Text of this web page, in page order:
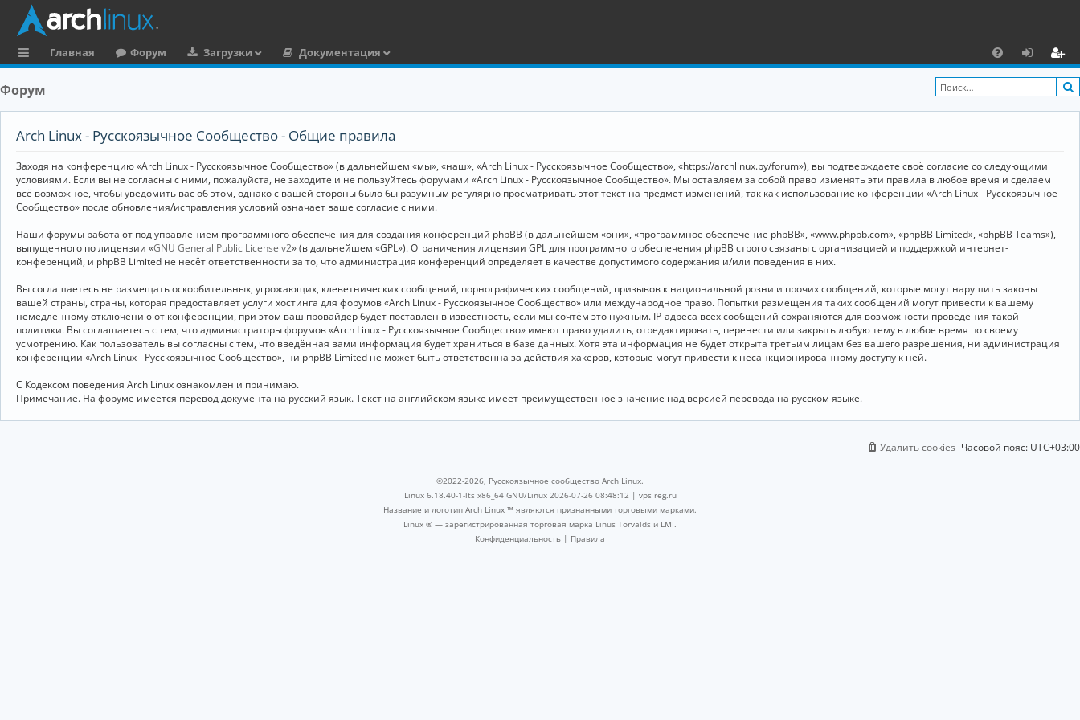
ы
и
Главная Форум Загрузки
Документация
F
A
х
о
ег
и
ц
Форум
Arch Linux - Русскоязычное Сообщество - Общие правила
Заходя на конференцию «Arch Linux - Русскоязычное Сообщество» (в дальнейшем «мы», «наш», «Arch Linux - Русскоязычное Сообщество», «https://archlinux.by/forum»), вы подтверждаете своё согласие со следующими
условиями. Если вы не согласны с ними, пожалуйста, не заходите и не пользуйтесь форумами «Arch Linux - Русскоязычное Сообщество». Мы оставляем за собой право изменять эти правила в любое время и сделаем
всё возможное, чтобы уведомить вас об этом, однако с вашей стороны было бы разумным регулярно просматривать этот текст на предмет изменений, так как использование конференции «Arch Linux - Русскоязычное
Сообщество» после обновления/исправления условий означает ваше согласие с ними.
Наши форумы работают под управлением программного обеспечения для создания конференций phpBB (в дальнейшем «они», «программное обеспечение phpBB», «www.phpbb.com», «phpBB Limited», «phpBB Teams»),
выпущенного по лицензии «GNU General Public License v2» (в дальнейшем «GPL»). Ограничения лицензии GPL для программного обеспечения phpBB строго связаны с организацией и поддержкой интернет-
конференций, и phpBB Limited не несёт ответственности за то, что администрация конференций определяет в качестве допустимого содержания и/или поведения в них.
Вы соглашаетесь не размещать оскорбительных, угрожающих, клеветнических сообщений, порнографических сообщений, призывов к национальной розни и прочих сообщений, которые могут нарушить законы
вашей страны, страны, которая предоставляет услуги хостинга для форумов «Arch Linux - Русскоязычное Сообщество» или международное право. Попытки размещения таких сообщений могут привести к вашему
немедленному отключению от конференции, при этом ваш провайдер будет поставлен в известность, если мы сочтём это нужным. IP-адреса всех сообщений сохраняются для возможности проведения такой
политики. Вы соглашаетесь с тем, что администраторы форумов «Arch Linux - Русскоязычное Сообщество» имеют право удалить, отредактировать, перенести или закрыть любую тему в любое время по своему
усмотрению. Как пользователь вы согласны с тем, что введённая вами информация будет храниться в базе данных. Хотя эта информация не будет открыта третьим лицам без вашего разрешения, ни администрация
конференции «Arch Linux - Русскоязычное Сообщество», ни phpBB Limited не может быть ответственна за действия хакеров, которые могут привести к несанкционированному доступу к ней.
С Кодексом поведения Arch Linux ознакомлен и принимаю.
Примечание. На форуме имеется перевод документа на русский язык. Текст на английском языке имеет преимущественное значение над версией перевода на русском языке.
Часовой пояс: UTC+03:00
Удалить cookies
©2022-2026, Русскоязычное сообщество Arch Linux.
Linux 6.18.40-1-lts x86_64 GNU/Linux 2026-07-26 08:48:12 | vps reg.ru
Название и логотип Arch Linux ™ являются признанными торговыми марками.
Linux ® — зарегистрированная торговая марка Linus Torvalds и LMI.
Конфиденциальность | Правила